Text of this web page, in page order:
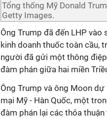
Tổng thống Mỹ Donald
Getty Images.
Ông Trump đã đến LHP
kinh doanh thuốc toàn cầu,
người đã gửi một thông
đàm phán giữa hai miền
Ông Trump và ông Moon
mại Mỹ - Hàn Quốc, một
đàm phán lại các thỏa